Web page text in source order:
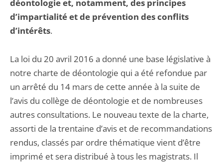
déontologie et, notamment, des principes
d’impartialité et de prévention des conflits
d’intérêts.
La loi du 20 avril 2016 a donné une base législative à
notre charte de déontologie qui a été refondue par
un arrêté du 14 mars de cette année à la suite de
l’avis du collège de déontologie et de nombreuses
autres consultations. Le nouveau texte de la charte,
assorti de la trentaine d’avis et de recommandations
rendus, classés par ordre thématique vient d’être
imprimé et sera distribué à tous les magistrats. Il